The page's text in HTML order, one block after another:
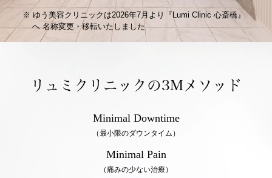
ゆう美容クリニックは2026年7月より『Lumi Clinic 心斎橋』
へ名称変更・移転いたしました
リュミクリニックの3Mメソッド
Minimal Downtime
（最小限のダウンタイム）
Minimal Pain
（痛みの少ない治療）